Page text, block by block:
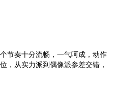
奏十分流畅，一气呵成，动作
，从实力派到偶像派参差交错，